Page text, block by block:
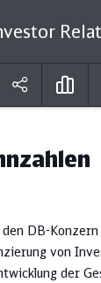
DB-
von
der